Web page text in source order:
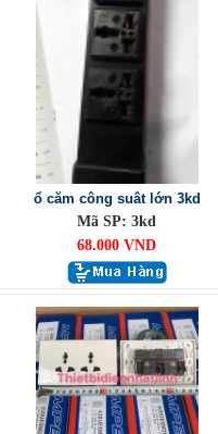
ổ căm công suât lớn 3kd
Mã SP: 3kd
68.000 VND